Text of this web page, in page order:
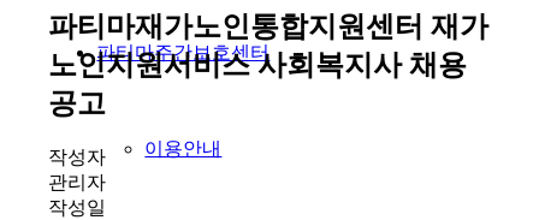
파티마주간보호센터
이용안내
파티마재가노인통합지원센터 재가
노인지원서비스 사회복지사 채용
공고
작성자
관리자
작성일